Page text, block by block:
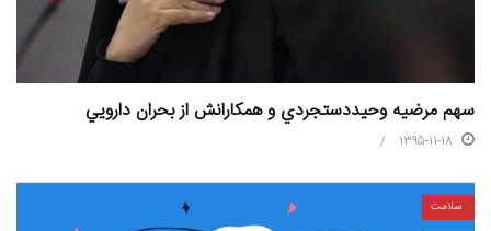
سهم مرضيه وحيددستجردي و همکارانش از بحران دارويي
1395-11-18
سلامت